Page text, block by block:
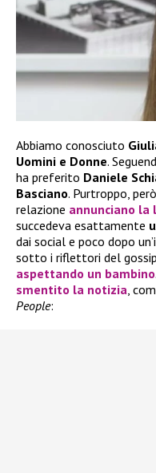
Abbiamo conosciuto
Uomini e Donne.
ha preferito Daniele
Basciano. Purtroppo,
relazione annunciano la
succedeva esattamente
dai social e poco dopo
sotto i riflettori del
aspettando un bambino
smentito la notizia,
People: